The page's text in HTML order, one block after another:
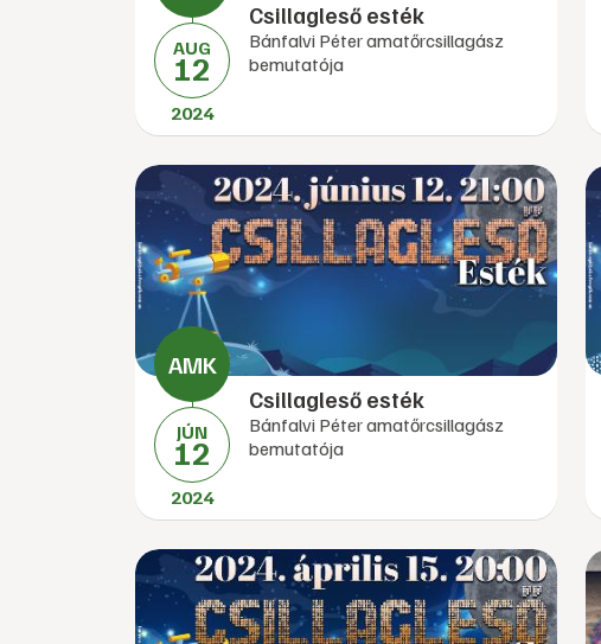
AUG
12
2024
Csillagleső esték
Bánfalvi Péter amatőrcsillagász
bemutatója
JÚN
12
2024
Csillagleső esték
Bánfalvi Péter amatőrcsillagász
bemutatója